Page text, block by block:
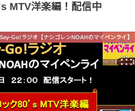
MTV洋楽編！配信中
Say-Go!ラジオ【ナシゴレンNOAHのマイペンライ】